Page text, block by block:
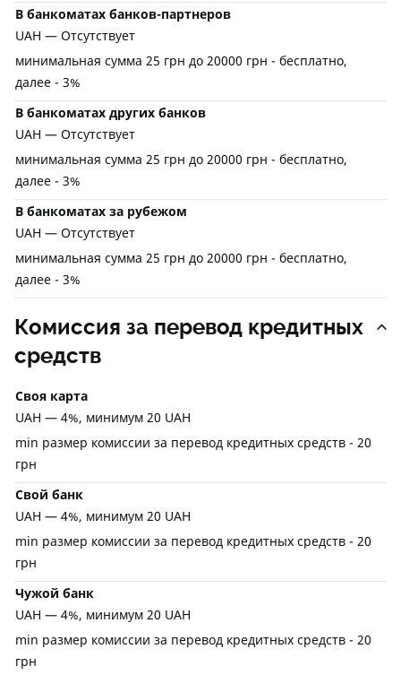
В банкоматах банков-партнеров
UAH — Отсутствует
минимальная сумма 25 грн до 20000 грн - бесплатно,
далее - 3%
В банкоматах других банков
UAH — Отсутствует
минимальная сумма 25 грн до 20000 грн - бесплатно,
далее - 3%
В банкоматах за рубежом
UAH — Отсутствует
минимальная сумма 25 грн до 20000 грн - бесплатно,
далее - 3%
Комиссия за перевод кредитных
средств
Своя карта
UAH — 4%, минимум 20 UAH
min размер комиссии за перевод кредитных средств - 20
грн
Свой банк
UAH — 4%, минимум 20 UAH
min размер комиссии за перевод кредитных средств - 20
грн
Чужой банк
UAH — 4%, минимум 20 UAH
min размер комиссии за перевод кредитных средств - 20
грн